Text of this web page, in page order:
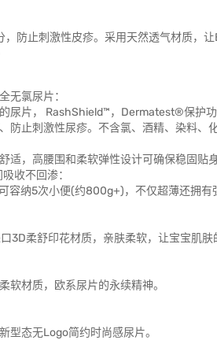
防止刺激性皮疹。采用天然透气材质，让
无氯尿片：
尿片， RashShield™，Dermatest®保护
防止刺激性尿疹。不含氯、酒精、染料、
适，高腰围和柔软弹性设计可确保稳固贴
收不回渗：
容纳5次小便(约800g+)，不仅超薄还拥有
3D柔舒印花材质，亲肤柔软，让宝宝肌肤
软材质，欧系尿片的永续精神。
型态无Logo简约时尚感尿片。